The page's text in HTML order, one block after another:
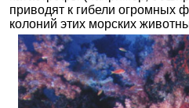
приводят к гибели огромных
колоний этих морских